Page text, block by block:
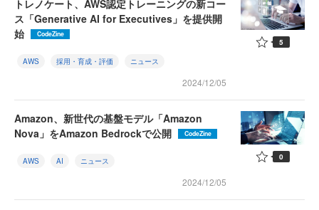
トレノケート、AWS認定トレーニングの新コー
ス「Generative AI for Executives」を提供開
始
CodeZine
AWS 採用・育成・評価 ニュース
2024/12/05
5
Amazon、新世代の基盤モデル「Amazon
Nova」をAmazon Bedrockで公開
CodeZine
AWS AI ニュース
2024/12/05
0